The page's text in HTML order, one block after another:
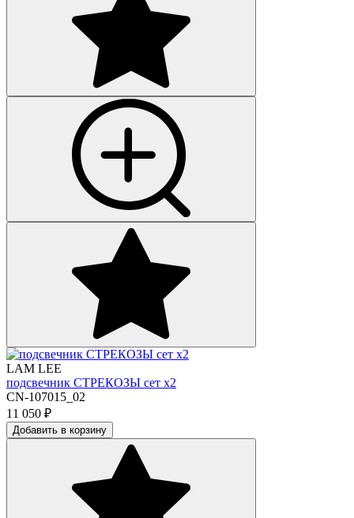
LAM LEE
подсвечник СТРЕКОЗЫ сет х2
CN-107015_02
11 050 ₽
Добавить в корзину